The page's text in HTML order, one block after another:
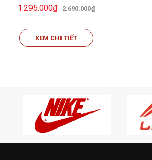
pickeball... Li-ning ARPW003-8
1.295.000₫ 2.690.000₫
XEM CHI TIẾT